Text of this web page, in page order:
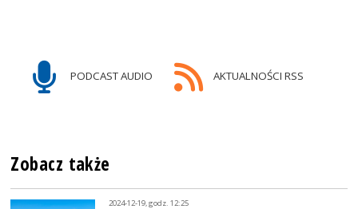
PODCAST AUDIO AKTUALNOŚCI RSS
Zobacz także
2024-12-19, godz. 12:25